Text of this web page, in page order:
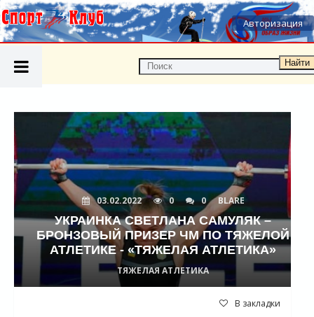
Авторизация
Найти
03.02.2022 0 0 BLARE
УКРАИНКА СВЕТЛАНА САМУЛЯК –
БРОНЗОВЫЙ ПРИЗЕР ЧМ ПО ТЯЖЕЛОЙ
АТЛЕТИКЕ - «ТЯЖЕЛАЯ АТЛЕТИКА»
ТЯЖЕЛАЯ АТЛЕТИКА
В закладки